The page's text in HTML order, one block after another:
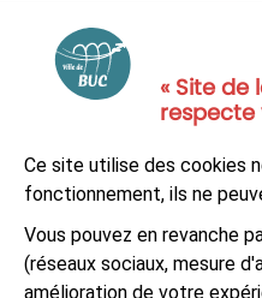
« Site de
respecte
Ce site utilise des cookies
fonctionnement, ils ne
Vous pouvez en revanche
(réseaux sociaux, mesure
amélioration de votre
NOUS
S'ABONNER À
Suivez-nous